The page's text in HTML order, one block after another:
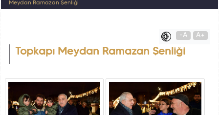
Meydan Ramazan Şenliği
-A A+
Topkapı Meydan Ramazan Şenliği